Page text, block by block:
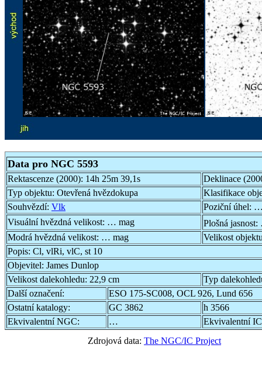
Data pro NGC 5593
Rektascenze (2000): 14h 25m 39,1s
Deklinace
Typ objektu: Otevřená hvězdokupa
Klasifikace
Souhvězdí: Vlk Poziční úhel: …
Visuální hvězdná velikost: … mag Plošná jasnost:
Modrá hvězdná velikost: … mag
Velikost
Popis: Cl, vlRi, vlC, st 10
Objevitel: James Dunlop
Velikost dalekohledu: 22,9 cm
Typ
Další označení:
ESO 175-SC008, OCL 926, Lund 656
Ostatní katalogy:
GC 3862
h 3566
Ekvivalentní NGC:
…
Ekvivalentní
Zdrojová data: The NGC/IC Project